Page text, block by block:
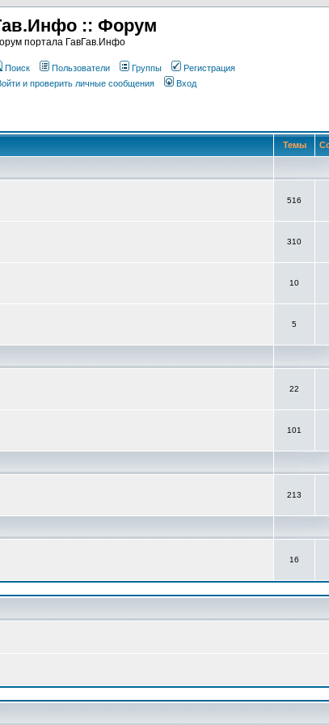
:: Форум
портала ГавГав.Инфо
Поиск Пользователи Группы
Регистрация
и проверить личные сообщения Вход
Темы
516
310
10
5
22
101
213
16